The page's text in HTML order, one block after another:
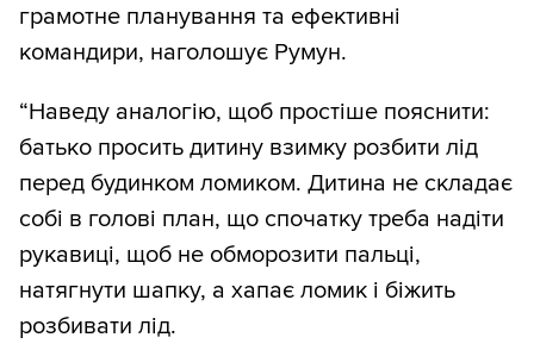
грамотне планування та ефективні
командири, наголошує Румун.
“Наведу аналогію, щоб простіше пояснити:
батько просить дитину взимку розбити лід
перед будинком ломиком. Дитина не складає
собі в голові план, що спочатку треба надіти
рукавиці, щоб не обморозити пальці,
натягнути шапку, а хапає ломик і біжить
розбивати лід.